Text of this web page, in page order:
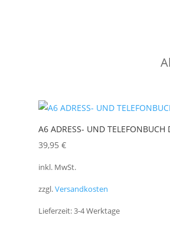
A6 ADRESS- UND TELEFONBUCH
39,95€
inkl. MwSt.
zzgl.Versandkosten
Lieferzeit:3-4 Werktage